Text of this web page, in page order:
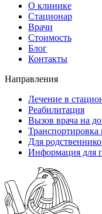
О клинике
Стационар
Врачи
Стоимость
Блог
Контакты
Направления
Лечение в
Реабилитация
Вызов врача на
Транспортировка
Для
Информация для